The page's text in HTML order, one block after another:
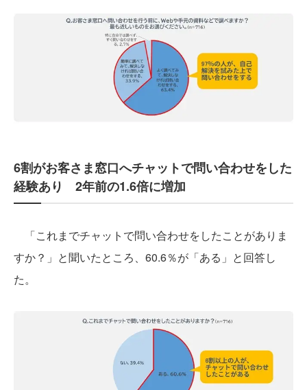
6割がお客さま窓口へチャットで問い合わせをした
経験あり 2年前の1.6倍に増加
「これまでチャットで問い合わせをしたことがありま
すか？」と聞いたところ、60.6％が「ある」と回答し
た。